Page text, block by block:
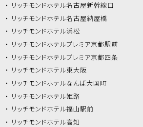
リッチモンドホテル名古屋新幹線口
リッチモンドホテル名古屋納屋橋
リッチモンドホテル浜松
リッチモンドホテルプレミア京都駅前
リッチモンドホテルプレミア京都四条
リッチモンドホテル東大阪
リッチモンドホテルなんば大国町
リッチモンドホテル姫路
リッチモンドホテル福山駅前
リッチモンドホテル高知